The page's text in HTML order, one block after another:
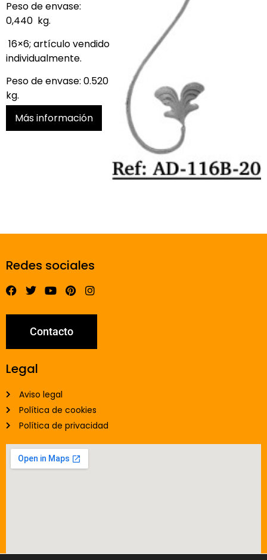
Peso de envase:
0,440 kg.
16×6; artículo vendido
individualmente.
Peso de envase: 0.520
kg.
Más información
Redes sociales
Contacto
Legal
Aviso legal
Política de cookies
Política de privacidad